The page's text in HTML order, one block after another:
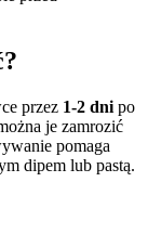
przez 1-2 dni po
je zamrozić
pomaga
dipem lub pastą.